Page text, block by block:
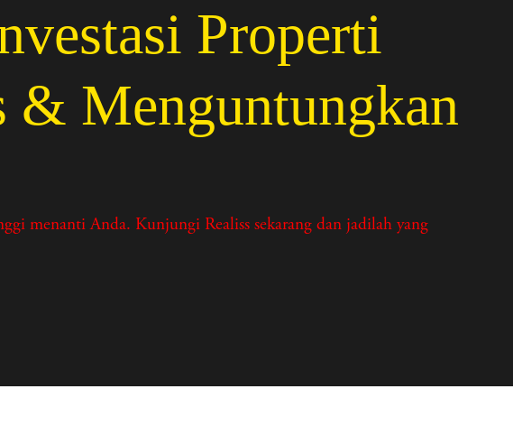
Properti
& Menguntungkan
menanti Anda. Kunjungi Realiss sekarang dan jadilah yang